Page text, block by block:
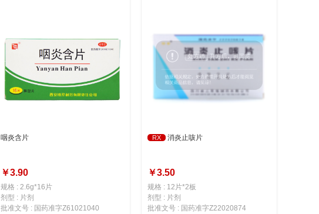
咽炎含片
￥3.90
规格 : 2.6g*16片
剂型 : 片剂
批准文号 : 国药准字Z61021040
RX 消炎止咳片
￥3.50
规格 : 12片*2板
剂型 : 片剂
批准文号 : 国药准字Z22020874